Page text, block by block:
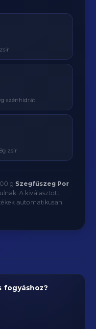
szénhidrát
zsír
g Szegfűszeg Por
A kiválasztott
automatikusan
fogyáshoz?